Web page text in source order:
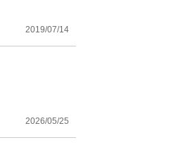
2019/07/14
2026/05/25